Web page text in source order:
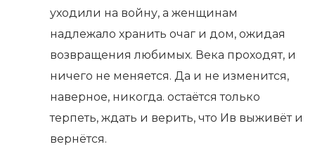
уходили на войну, а женщинам
надлежало хранить очаг и дом, ожидая
возвращения любимых. Века проходят, и
ничего не меняется. Да и не изменится,
наверное, никогда. остаётся только
терпеть, ждать и верить, что Ив выживёт и
вернётся.